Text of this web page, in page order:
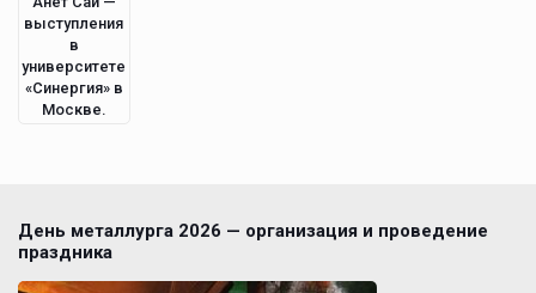
выступления
в
университете
«Синергия» в
Москве.
День металлурга 2026 — организация и проведение
праздника